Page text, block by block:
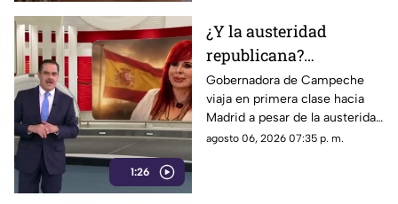
1:26
¿Y la austeridad
republicana?
Gobernadora Layda
Sansores viaja en
primera clase hacia
Madrid
Gobernadora de Campeche
viaja en primera clase hacia
Madrid a pesar de la austeridad
republicana.
agosto 06, 2026 07:35 p. m.